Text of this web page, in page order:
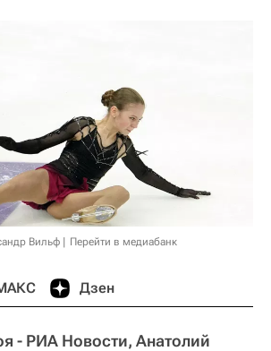
Вильф Перейти в медиабанк
Дзен
- РИА Новости, Анатолий